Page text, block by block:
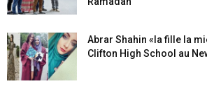
Abrar Shahin «la fille la
Clifton High School au